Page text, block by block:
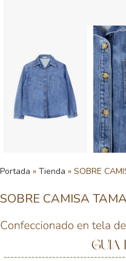
Portada » Tienda » SOBRE
SOBRE CAMISA